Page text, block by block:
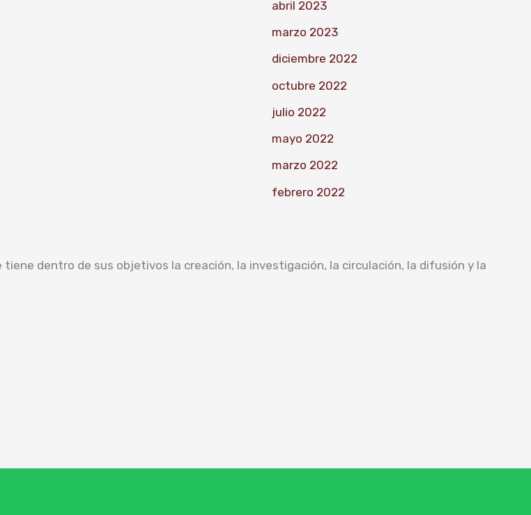
abril 2023
marzo 2023
diciembre 2022
octubre 2022
julio 2022
mayo 2022
marzo 2022
febrero 2022
tiene dentro de sus objetivos la creación, la investigación, la circulación, la difusión y la